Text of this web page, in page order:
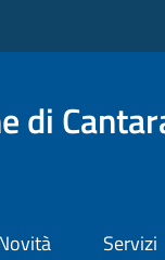
di
Servizi